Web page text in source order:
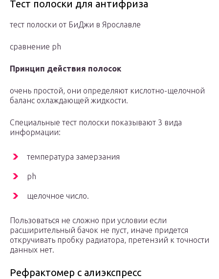
Тест полоски для антифриза
тест полоски от БиДжи в Ярославле
сравнение ph
Принцип действия полосок
очень простой, они определяют кислотно-щелочной
баланс охлаждающей жидкости.
Специальные тест полоски показывают 3 вида
информации:
температура замерзания
ph
щелочное число.
Пользоваться не сложно при условии если
расширительный бачок не пуст, иначе придется
откручивать пробку радиатора, претензий к точности
данных нет.
Рефрактомер с алиэкспресс